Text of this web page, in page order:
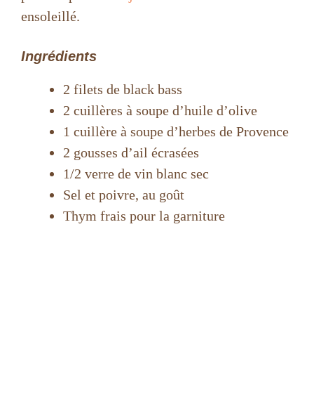
ensoleillé.
Ingrédients
2 filets de black bass
2 cuillères à soupe d’huile d’olive
1 cuillère à soupe d’herbes de Provence
2 gousses d’ail écrasées
1/2 verre de vin blanc sec
Sel et poivre, au goût
Thym frais pour la garniture